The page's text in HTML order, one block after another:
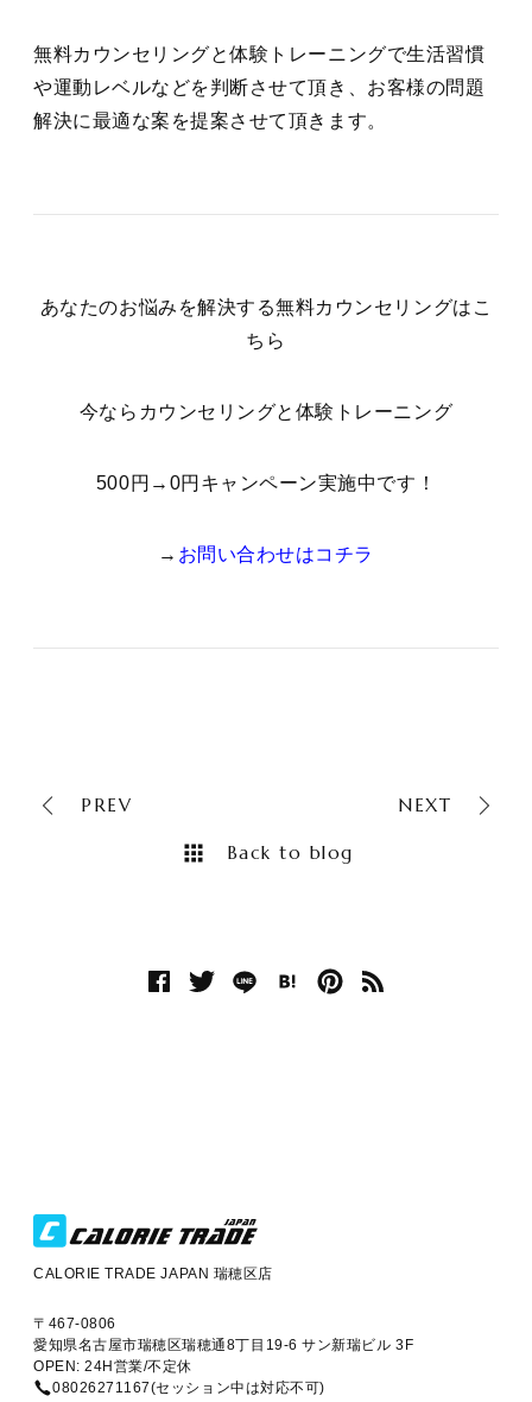
無料カウンセリングと体験トレーニングで生活習慣
や運動レベルなどを判断させて頂き、お客様の問題
解決に最適な案を提案させて頂きます。
あなたのお悩みを解決する無料カウンセリングはこ
ちら
今ならカウンセリングと体験トレーニング
500円→0円キャンペーン実施中です！
→ お問い合わせはコチラ
PREV NEXT
Back to blog
CALORIE TRADE JAPAN 瑞穂区店
〒467-0806
愛知県名古屋市瑞穂区瑞穂通8丁目19-6 サン新瑞ビル 3F
OPEN: 24H営業/不定休
08026271167(セッション中は対応不可)